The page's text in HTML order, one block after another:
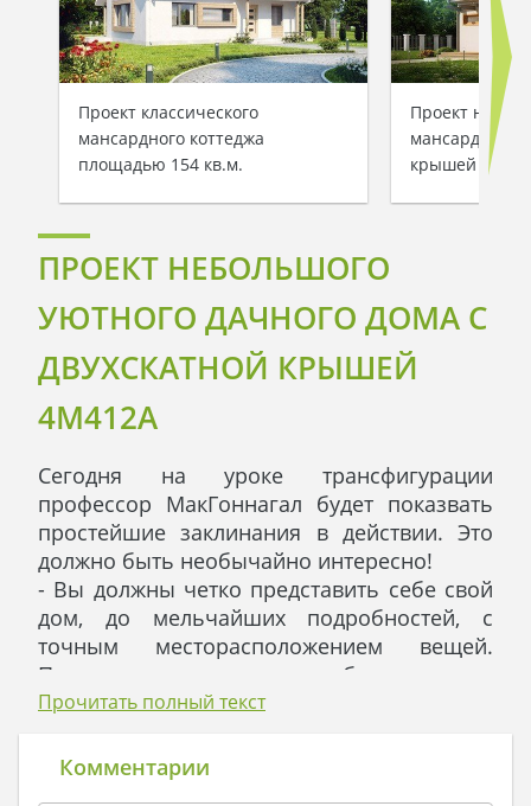
Проект классического
мансардного коттеджа
площадью 154 кв.м.
Проект
мансардой с
крышей
ПРОЕКТ НЕБОЛЬШОГО
УЮТНОГО ДАЧНОГО ДОМА С
ДВУХСКАТНОЙ КРЫШЕЙ
4M412A
Сегодня на уроке трансфигурации
профессор МакГоннагал будет показвать
простейшие заклинания в действии. Это
должно быть необычайно интересно!
- Вы должны четко представить себе свой
дом, до мельчайших подробностей, с
точным месторасположением вещей.
После этого навести волшебную палочку
на свое животное и произнести
МакГоннагал медленно проходила между
Прочитать полный текст
Комментарии